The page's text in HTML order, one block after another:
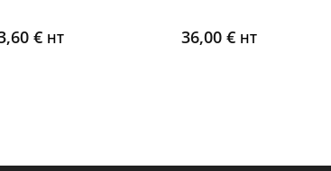
€ HT 36,00 € HT